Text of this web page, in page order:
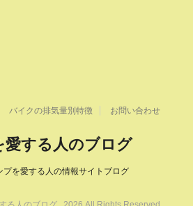
バイクの排気量別特徴 お問い合わせ
愛する人のブログ
プを愛する人の情報サイトブログ